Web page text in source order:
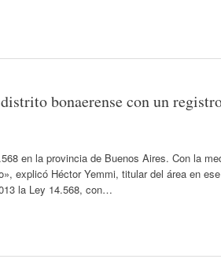
bonaerense con un
en la provincia de Buenos Aires. Con la
explicó Héctor Yemmi, titular del área en
la Ley 14.568, con…